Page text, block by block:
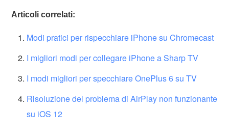
Articoli correlati:
Modi pratici per rispecchiare iPhone su Chromecast
I migliori modi per collegare iPhone a Sharp TV
I modi migliori per specchiare OnePlus 6 su TV
Risoluzione del problema di AirPlay non funzionante
su iOS 12